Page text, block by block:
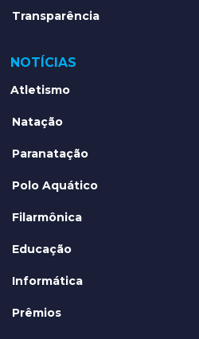
Transparência
NOTÍCIAS
Atletismo
Natação
Paranatação
Polo Aquático
Filarmônica
Educação
Informática
Prêmios